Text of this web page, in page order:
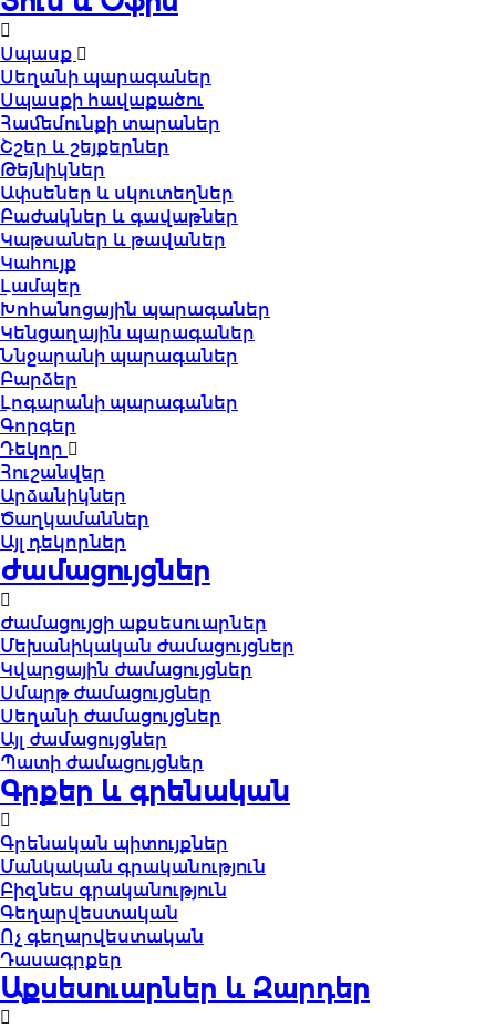
Սպասք
Սեղանի պարագաներ
Սպասքի հավաքածու
Համեմունքի տարաներ
Շշեր և շեյքերներ
Թեյնիկներ
Ափսեներ և սկուտեղներ
Բաժակներ և գավաթներ
Կաթսաներ և թավաներ
Կահույք
Լամպեր
Խոհանոցային պարագաներ
Կենցաղային պարագաներ
Ննջարանի պարագաներ
Բարձեր
Լոգարանի պարագաներ
Գորգեր
Դեկոր
Հուշանվեր
Արձանիկներ
Ծաղկամաններ
Այլ դեկորներ
Ժամացույցներ
Ժամացույցի աքսեսուարներ
Մեխանիկական ժամացույցներ
Կվարցային ժամացույցներ
Սմարթ ժամացույցներ
Սեղանի ժամացույցներ
Այլ ժամացույցներ
Պատի ժամացույցներ
Գրքեր և գրենական
Գրենական պիտույքներ
Մանկական գրականություն
Բիզնես գրականություն
Գեղարվեստական
Ոչ գեղարվեստական
Դասագրքեր
Աքսեսուարներ և Զարդեր